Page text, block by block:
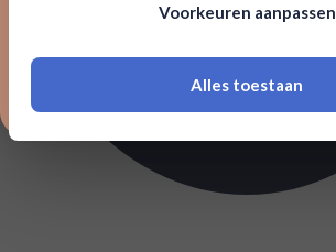
18 jaar of ouder zijn
Voorkeuren aanpassen
Alles toestaan